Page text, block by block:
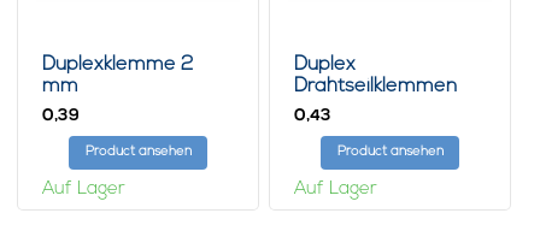
Duplexklemme 2
mm
0,39
Product ansehen
Auf Lager
Duplex
Drahtseilklemmen
3mm
0,43
Product ansehen
Auf Lager